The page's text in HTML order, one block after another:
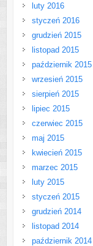
luty 2016
styczeń 2016
grudzień 2015
listopad 2015
październik 2015
wrzesień 2015
sierpień 2015
lipiec 2015
czerwiec 2015
maj 2015
kwiecień 2015
marzec 2015
luty 2015
styczeń 2015
grudzień 2014
listopad 2014
październik 2014